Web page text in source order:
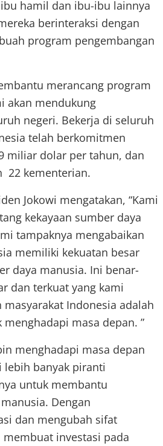
hamil dan ibu-ibu lainnya
berinteraksi dengan
program pengembangan
merancang program
akan mendukung
negeri. Bekerja di seluruh
telah berkomitmen
miliar dolar per tahun, dan
22 kementerian.
Jokowi mengatakan, “Kami
kekayaan sumber daya
tampaknya mengabaikan
memiliki kekuatan besar
daya manusia. Ini benar-
dan terkuat yang kami
Indonesia adalah
masa depan. ”
menghadapi masa depan
banyak piranti
untuk membantu
Dengan
dan mengubah sifat
investasi pada